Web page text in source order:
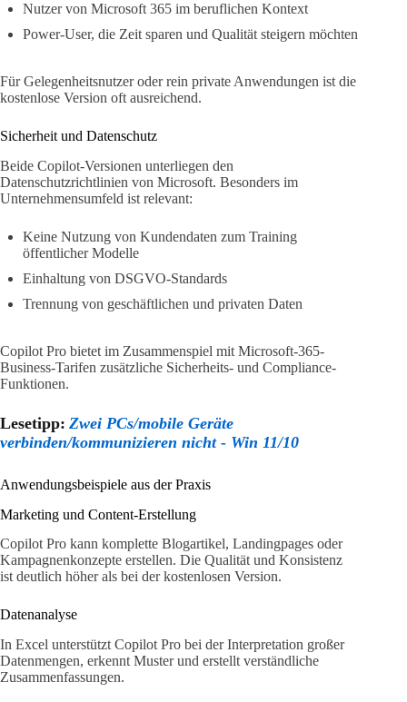
Nutzer von Microsoft 365 im beruflichen Kontext
Power-User, die Zeit sparen und Qualität steigern möchten
Für Gelegenheitsnutzer oder rein private Anwendungen ist die
kostenlose Version oft ausreichend.
Sicherheit und Datenschutz
Beide Copilot-Versionen unterliegen den
Datenschutzrichtlinien von Microsoft. Besonders im
Unternehmensumfeld ist relevant:
Keine Nutzung von Kundendaten zum Training
öffentlicher Modelle
Einhaltung von DSGVO-Standards
Trennung von geschäftlichen und privaten Daten
Copilot Pro bietet im Zusammenspiel mit Microsoft-365-
Business-Tarifen zusätzliche Sicherheits- und Compliance-
Funktionen.
Lesetipp: Zwei PCs/mobile Geräte
verbinden/kommunizieren nicht - Win 11/10
Anwendungsbeispiele aus der Praxis
Marketing und Content-Erstellung
Copilot Pro kann komplette Blogartikel, Landingpages oder
Kampagnenkonzepte erstellen. Die Qualität und Konsistenz
ist deutlich höher als bei der kostenlosen Version.
Datenanalyse
In Excel unterstützt Copilot Pro bei der Interpretation großer
Datenmengen, erkennt Muster und erstellt verständliche
Zusammenfassungen.